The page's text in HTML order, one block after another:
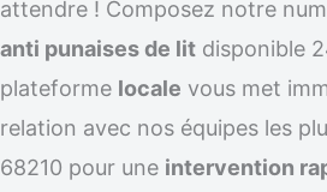
attendre ! Composez notre
anti punaises de lit disponible
plateforme locale vous met
relation avec nos équipes les
68210 pour une intervention